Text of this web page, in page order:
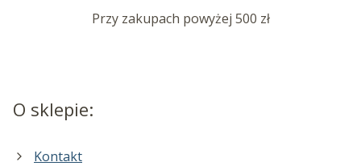
Przy zakupach powyżej 500 zł
O sklepie:
Kontakt